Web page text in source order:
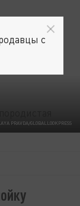
PRAVDA/GLOBALLOOKPRESS
с